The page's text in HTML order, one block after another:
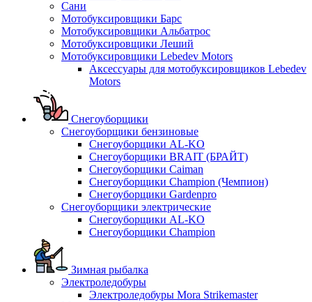
Сани
Мотобуксировщики Барс
Мотобуксировщики Альбатрос
Мотобуксировщики Леший
Мотобуксировщики Lebedev Motors
Аксессуары для мотобуксировщиков Lebedev
Motors
Снегоуборщики
Снегоуборщики бензиновые
Снегоуборщики AL-KO
Снегоуборщики BRAIT (БРАЙТ)
Снегоуборщики Caiman
Снегоуборщики Champion (Чемпион)
Снегоуборщики Gardenpro
Снегоуборщики электрические
Снегоуборщики AL-KO
Снегоуборщики Champion
Зимная рыбалка
Электроледобуры
Электроледобуры Mora Strikemaster